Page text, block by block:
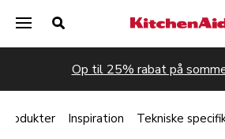
Op til 25% rabat på
Inspiration Tekniske